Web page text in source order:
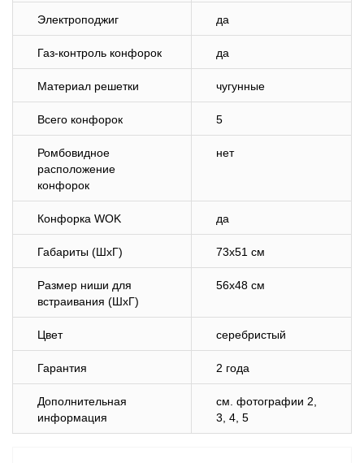
Электроподжиг да
Газ-контроль конфорок да
Материал решетки чугунные
Всего конфорок 5
Ромбовидное
расположение
конфорок
нет
Конфорка WOK да
Габариты (ШхГ) 73х51 см
Размер ниши для
встраивания (ШхГ)
56х48 см
Цвет серебристый
Гарантия 2 года
Дополнительная
информация
см. фотографии 2,
3, 4, 5